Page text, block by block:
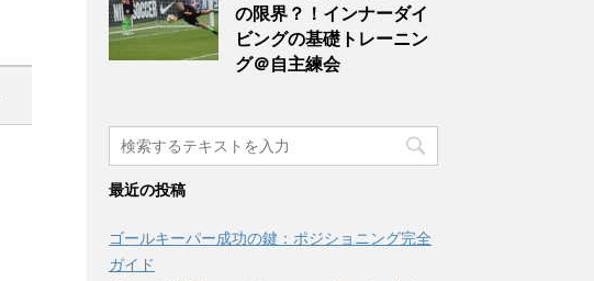
の限界？！インナーダイ
ビングの基礎トレーニン
グ＠自主練会
最近の投稿
ゴールキーパー成功の鍵：ポジショニング完全
ガイド